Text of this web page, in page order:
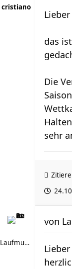
cristiano
das
Die
sehr
Laufmuddi
von